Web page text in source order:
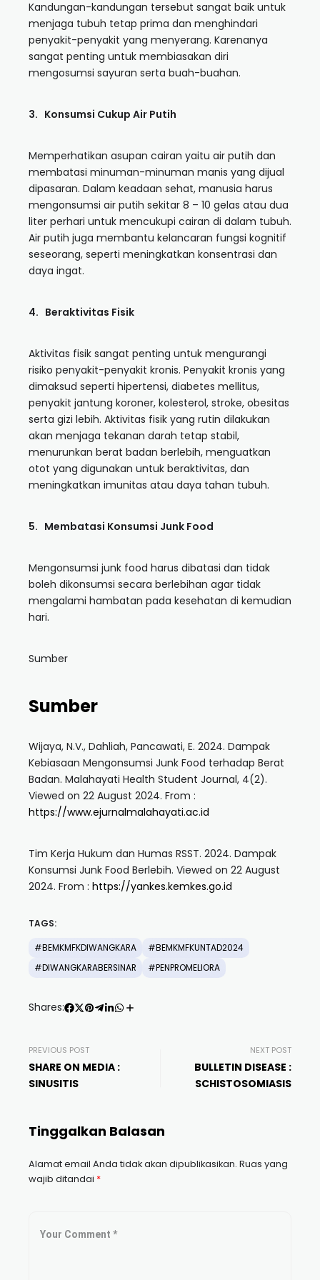
Kandungan-kandungan tersebut sangat baik untuk
menjaga tubuh tetap prima dan menghindari
penyakit-penyakit yang menyerang. Karenanya
sangat penting untuk membiasakan diri
mengosumsi sayuran serta buah-buahan.
3. Konsumsi Cukup Air Putih
Memperhatikan asupan cairan yaitu air putih dan
membatasi minuman-minuman manis yang dijual
dipasaran. Dalam keadaan sehat, manusia harus
mengonsumsi air putih sekitar 8 – 10 gelas atau dua
liter perhari untuk mencukupi cairan di dalam tubuh.
Air putih juga membantu kelancaran fungsi kognitif
seseorang, seperti meningkatkan konsentrasi dan
daya ingat.
4. Beraktivitas Fisik
Aktivitas fisik sangat penting untuk mengurangi
risiko penyakit-penyakit kronis. Penyakit kronis yang
dimaksud seperti hipertensi, diabetes mellitus,
penyakit jantung koroner, kolesterol, stroke, obesitas
serta gizi lebih. Aktivitas fisik yang rutin dilakukan
akan menjaga tekanan darah tetap stabil,
menurunkan berat badan berlebih, menguatkan
otot yang digunakan untuk beraktivitas, dan
meningkatkan imunitas atau daya tahan tubuh.
5. Membatasi Konsumsi Junk Food
Mengonsumsi junk food harus dibatasi dan tidak
boleh dikonsumsi secara berlebihan agar tidak
mengalami hambatan pada kesehatan di kemudian
hari.
Sumber
Sumber
Wijaya, N.V., Dahliah, Pancawati, E. 2024. Dampak
Kebiasaan Mengonsumsi Junk Food terhadap Berat
Badan. Malahayati Health Student Journal, 4(2).
Viewed on 22 August 2024. From :
https://www.ejurnalmalahayati.ac.id
Tim Kerja Hukum dan Humas RSST. 2024. Dampak
Konsumsi Junk Food Berlebih. Viewed on 22 August
2024. From : https://yankes.kemkes.go.id
TAGS:
#BEMKMFKDIWANGKARA
#BEMKMFKUNTAD2024
#DIWANGKARABERSINAR
#PENPROMELIORA
Shares:
PREVIOUS POST
SHARE ON MEDIA :
SINUSITIS
NEXT POST
BULLETIN DISEASE :
SCHISTOSOMIASIS
Tinggalkan Balasan
Alamat email Anda tidak akan dipublikasikan. Ruas yang
wajib ditandai *